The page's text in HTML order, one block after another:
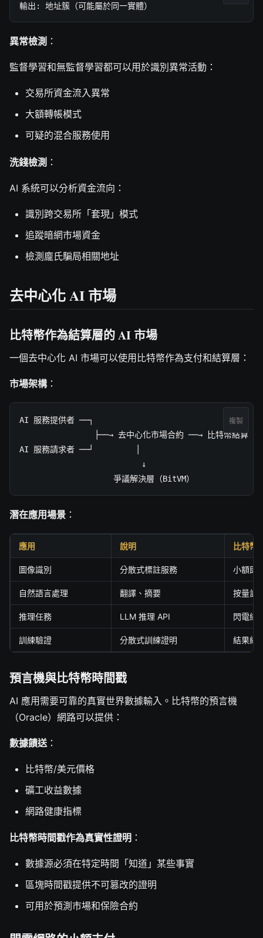
輸出: 地址簇（可能屬於同一實體）
異常檢測 ：
監督學習和無監督學習都可以用於識別異常活動：
交易所資金流入異常
大額轉帳模式
可疑的混合服務使用
洗錢檢測 ：
AI 系統可以分析資金流向：
識別跨交易所「套現」模式
追蹤暗網市場資金
檢測龐氏騙局相關地址
去中心化 AI 市場
比特幣作為結算層的 AI 市場
一個去中心化 AI 市場可以使用比特幣作為支付和結算層：
市場架構：
AI 服務提供者 ──┐
                ├──→ 去中心化市場合約 ──→ 比特幣結算
AI 服務請求者 ──┘         │
                          ↓
                    爭議解決層（BitVM）
複製
潛在應用場景 ：
應用 說明 比特幣
圖像識別 分散式標註服務 小額即
自然語言處理 翻譯、摘要 按量計
推理任務 LLM 推理 API 閃電網
訓練驗證 分散式訓練證明 結果結
預言機與比特幣時間戳
AI 應用需要可靠的真實世界數據輸入。比特幣的預言機
（Oracle）網路可以提供：
數據饋送 ：
比特幣/美元價格
礦工收益數據
網路健康指標
比特幣時間戳作為真實性證明 ：
數據源必須在特定時間「知道」某些事實
區塊時間戳提供不可篡改的證明
可用於預測市場和保險合約